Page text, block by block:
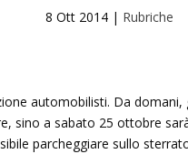
8 Ott 2014 | Rubriche
automobilisti. Da domani,
sino a sabato 25 ottobre
parcheggiare sullo